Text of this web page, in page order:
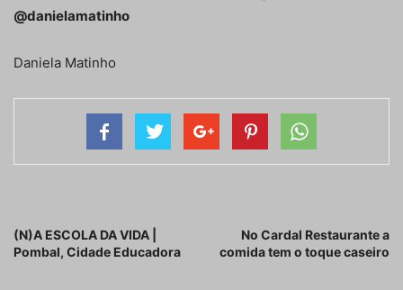
@danielamatinho
Daniela Matinho
(N)A ESCOLA DA VIDA |
Pombal, Cidade Educadora
No Cardal Restaurante a
comida tem o toque caseiro